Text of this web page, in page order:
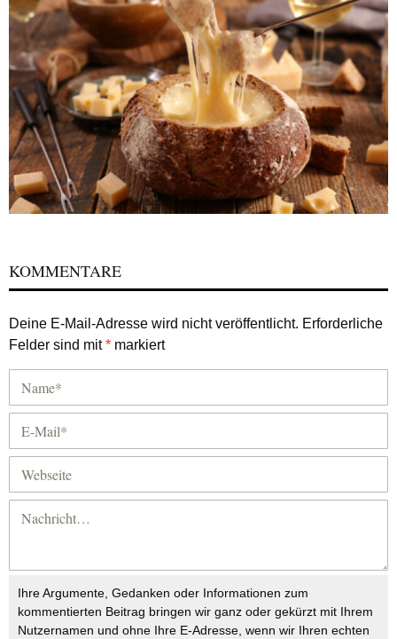
KOMMENTARE
Deine E-Mail-Adresse wird nicht veröffentlicht. Erforderliche
Felder sind mit* markiert
Ihre Argumente, Gedanken oder Informationen zum
kommentierten Beitrag bringen wir ganz oder gekürzt mit Ihrem
Nutzernamen und ohne Ihre E-Adresse, wenn wir Ihren echten